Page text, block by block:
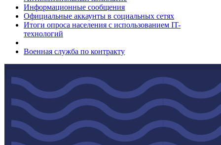
Информационные сообщения
Официальные аккаунты в социальных сетях
Итоги опроса населения с использованием IT-
технологий
Военная служба по контракту